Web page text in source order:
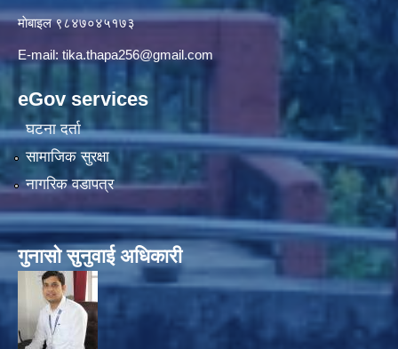
माे‍बाइल ९८४७०४५१७३
E-mail: tika.thapa256@gmail.com
eGov services
घटना दर्ता
सामाजिक सुरक्षा
नागरिक वडापत्र
गुनासाे सुनुवाई अधिकारी